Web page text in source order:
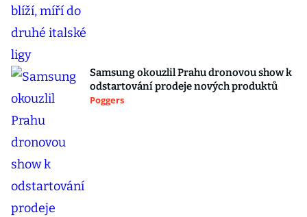
Samsung okouzlil Prahu dronovou show k
odstartování prodeje nových produktů
Poggers